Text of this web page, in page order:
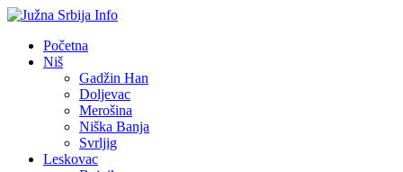
Početna
Niš
Gadžin Han
Doljevac
Merošina
Niška Banja
Svrljig
Leskovac